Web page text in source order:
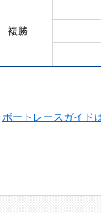
複勝
ボートレースガイド